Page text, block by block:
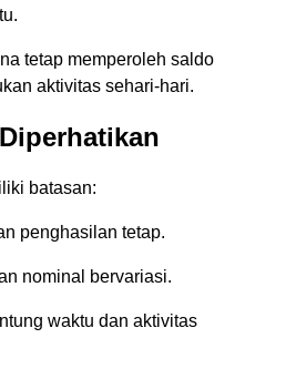
tetap memperoleh saldo
aktivitas sehari-hari.
batasan:
penghasilan tetap.
nominal bervariasi.
waktu dan aktivitas